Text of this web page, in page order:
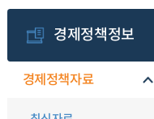
경제정책정보
경제정책자료